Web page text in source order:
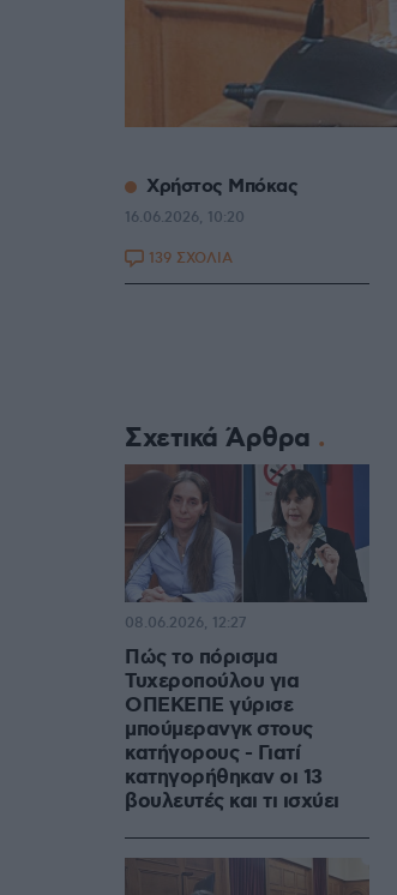
Xρήστος Μπόκας
16.06.2026, 10:20
139 ΣΧΟΛΙΑ
Σχετικά Άρθρα
Πώς το πόρισμα
Τυχεροπούλου για
ΟΠΕΚΕΠΕ γύρισε
μπούμερανγκ στους
κατήγορους - Γιατί
κατηγορήθηκαν οι 13
βουλευτές και τι ισχύει
08.06.2026, 12:27